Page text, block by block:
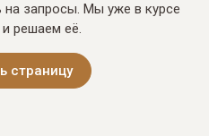
на запросы. Мы уже в курсе
решаем её.
страницу